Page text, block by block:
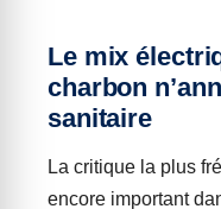
Le mix
charbon
sanitaire
La critique la plus
encore important